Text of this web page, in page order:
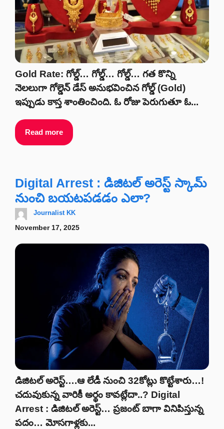
Gold Rate: గోల్డ్‌… గోల్డ్‌… గోల్డ్‌… గత కొన్ని
నెలలుగా గోల్డెన్‌ డేస్‌ అనుభవించిన గోల్డ్‌ (Gold)
ఇప్పుడు కాస్త శాంతించింది. ఓ రోజు పెరుగుతూ ఓ...
Read more
Digital Arrest : డిజిటల్ అరెస్ట్ స్కామ్
నుంచి బయటపడడం ఎలా?
Journalist KK
November 17, 2025
డిజిటల్ అరెస్ట్….ఆ లేడీ నుంచి 32కోట్లు కొట్టేశారు…!
చదువుకున్న వారికీ అర్థం కావట్లేదా..? Digital
Arrest : డిజిటల్ అరెస్ట్… ప్రజంట్ బాగా వినిపిస్తున్న
పదం… మోసగాళ్లకు...